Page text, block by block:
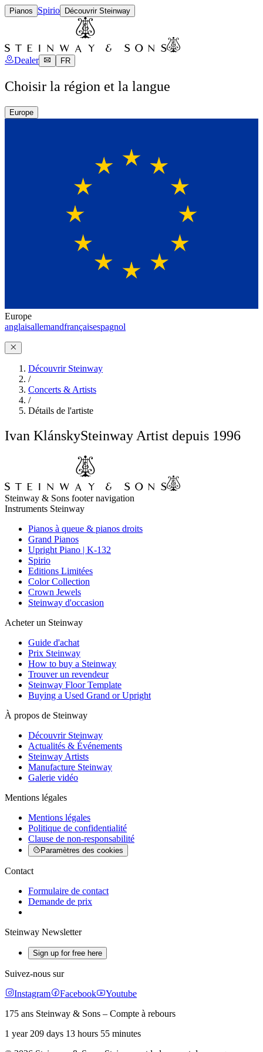
Pianos Spirio Découvrir Steinway
Dealer FR
Choisir la région et la langue
Europe
Europe
anglaisallemandfrançaisespagnol
Découvrir Steinway
/
Concerts & Artists
/
Détails de l'artiste
Ivan KlánskySteinway Artist depuis 1996
Steinway & Sons footer navigation
Instruments Steinway
Pianos à queue & pianos droits
Grand Pianos
Upright Piano | K-132
Spirio
Editions Limitées
Color Collection
Crown Jewels
Steinway d'occasion
Acheter un Steinway
Guide d'achat
Prix Steinway
How to buy a Steinway
Trouver un revendeur
Steinway Floor Template
Buying a Used Grand or Upright
À propos de Steinway
Découvrir Steinway
Actualités & Événements
Steinway Artists
Manufacture Steinway
Galerie vidéo
Mentions légales
Mentions légales
Politique de confidentialité
Clause de non-responsabilité
Paramètres des cookies
Contact
Formulaire de contact
Demande de prix
Steinway Newsletter
Sign up for free here
Suivez-nous sur
Instagram
Facebook
Youtube
175 ans Steinway & Sons – Compte à rebours
1 year 209 days 13 hours 55 minutes